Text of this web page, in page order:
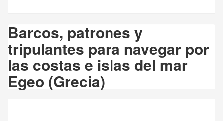
Barcos, patrones y
tripulantes para navegar por
las costas e islas del mar
Egeo (Grecia)